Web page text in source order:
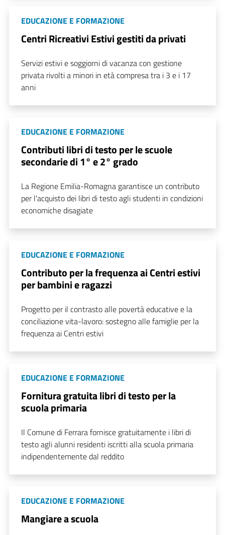
EDUCAZIONE E FORMAZIONE
Centri Ricreativi Estivi gestiti da privati
Servizi estivi e soggiorni di vacanza con gestione
privata rivolti a minori in età compresa tra i 3 e i 17
anni
EDUCAZIONE E FORMAZIONE
Contributi libri di testo per le scuole
secondarie di 1° e 2° grado
La Regione Emilia-Romagna garantisce un contributo
per l'acquisto dei libri di testo agli studenti in condizioni
economiche disagiate
EDUCAZIONE E FORMAZIONE
Contributo per la frequenza ai Centri estivi
per bambini e ragazzi
Progetto per il contrasto alle povertà educative e la
conciliazione vita-lavoro: sostegno alle famiglie per la
frequenza ai Centri estivi
EDUCAZIONE E FORMAZIONE
Fornitura gratuita libri di testo per la
scuola primaria
Il Comune di Ferrara fornisce gratuitamente i libri di
testo agli alunni residenti iscritti alla scuola primaria
indipendentemente dal reddito
EDUCAZIONE E FORMAZIONE
Mangiare a scuola